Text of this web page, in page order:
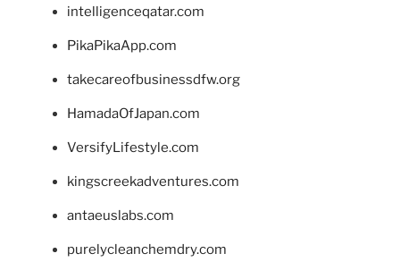
intelligenceqatar.com
PikaPikaApp.com
takecareofbusinessdfw.org
HamadaOfJapan.com
VersifyLifestyle.com
kingscreekadventures.com
antaeuslabs.com
purelycleanchemdry.com